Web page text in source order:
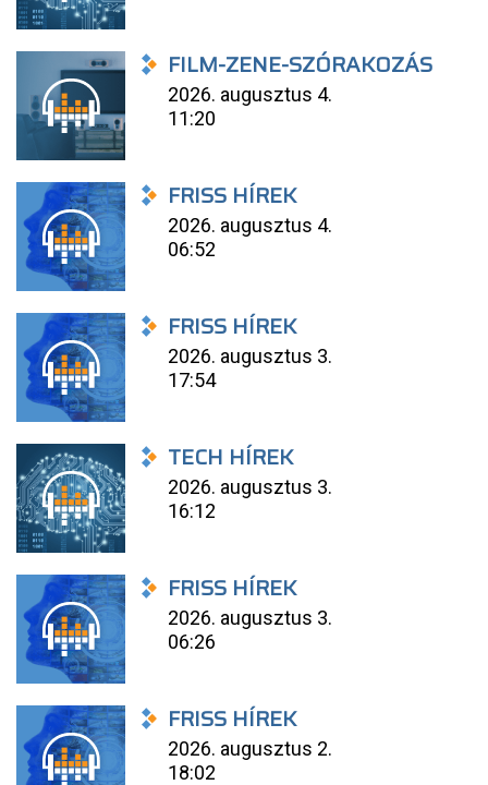
FILM-ZENE-SZÓRAKOZÁS
2026. augusztus 4.
11:20
FRISS HÍREK
2026. augusztus 4.
06:52
FRISS HÍREK
2026. augusztus 3.
17:54
TECH HÍREK
2026. augusztus 3.
16:12
FRISS HÍREK
2026. augusztus 3.
06:26
FRISS HÍREK
2026. augusztus 2.
18:02